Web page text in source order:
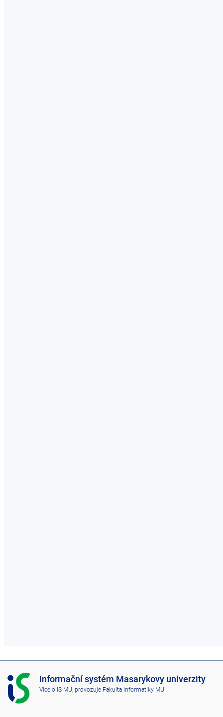
I
S
M
Informační systém Masarykovy univerzity
Více o IS MU , provozuje Fakulta informatiky MU